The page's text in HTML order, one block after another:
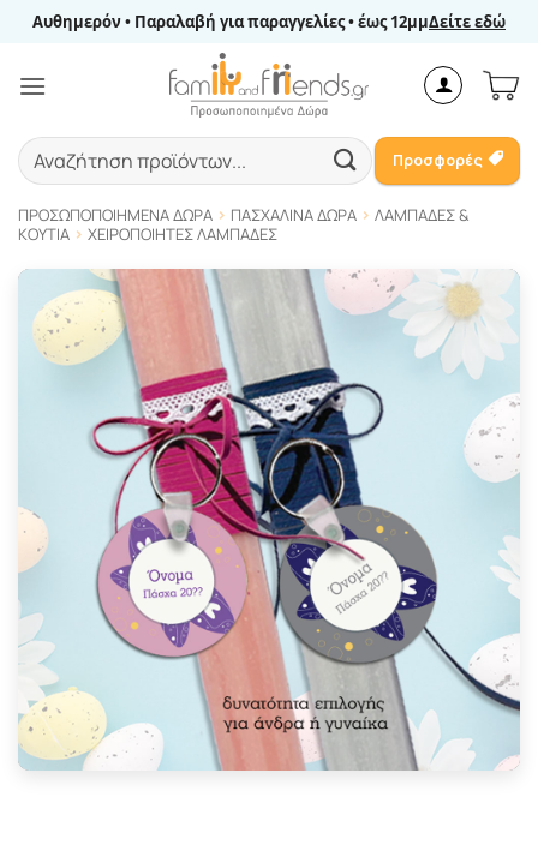
Μετάβαση
περιεχόμενο
Αυθημερόν • Παραλαβή για παραγγελίες • έως 12μμΔείτε εδώ
Αναζήτηση
για:
Προσφορές
ΠΡΟΣΩΠΟΠΟΙΗΜΈΝΑ ΔΏΡΑ ΠΑΣΧΑΛΙΝΆ ΔΏΡΑ
ΛΑΜΠΆΔΕΣ &
ΚΟΥΤΙΆ
ΧΕΙΡΟΠΟΊΗΤΕΣ ΛΑΜΠΆΔΕΣ